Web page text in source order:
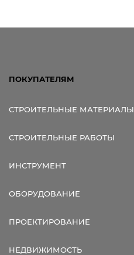
ПОКУПАТЕЛЯМ
СТРОИТЕЛЬНЫЕ МАТЕРИАЛЫ
СТРОИТЕЛЬНЫЕ РАБОТЫ
ИНСТРУМЕНТ
ОБОРУДОВАНИЕ
ПРОЕКТИРОВАНИЕ
НЕДВИЖИМОСТЬ